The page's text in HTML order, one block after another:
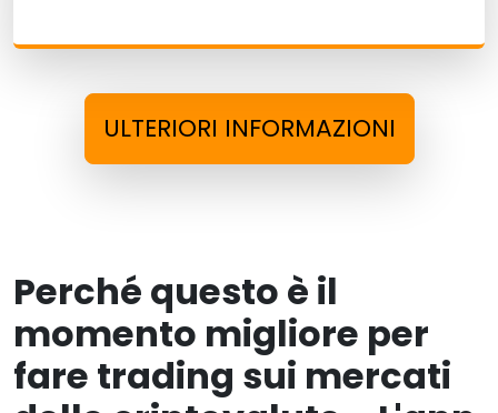
ULTERIORI INFORMAZIONI
Perché questo è il
momento migliore per
fare trading sui mercati